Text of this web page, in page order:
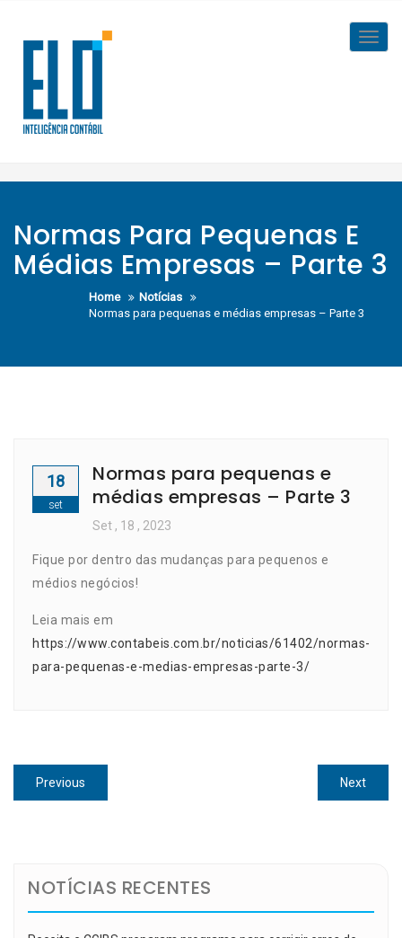
content
Normas Para Pequenas E
Médias Empresas – Parte 3
Home
Notícias
Normas para pequenas e médias empresas – Parte 3
18
set
Normas para pequenas e
médias empresas – Parte 3
Set , 18 , 2023
Fique por dentro das mudanças para pequenos e
médios negócios!
Leia mais em
https://www.contabeis.com.br/noticias/61402/normas-
para-pequenas-e-medias-empresas-parte-3/
Navegação
de
Previous
post:
NextNext
post:
NOTÍCIAS RECENTES